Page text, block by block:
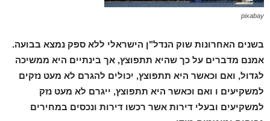
pixabay
בשנים האחרונות שוק הנדל"ן הישראלי ללא ספק נמצא בבועה.
אמנם מדברים על כך שהיא תתפוצץ, אך בינתיים היא ממשיכה
לגדול, ואם וכאשר היא תתפוצץ, יכולים להגרם לא מעט נזקים
למשקיעים ו ואם וכאשר היא תתפוצץ, ייגרם לא מעט נזק
למשקיעים ובעלי דירות אשר רכשו דירות ונכסים במחירים